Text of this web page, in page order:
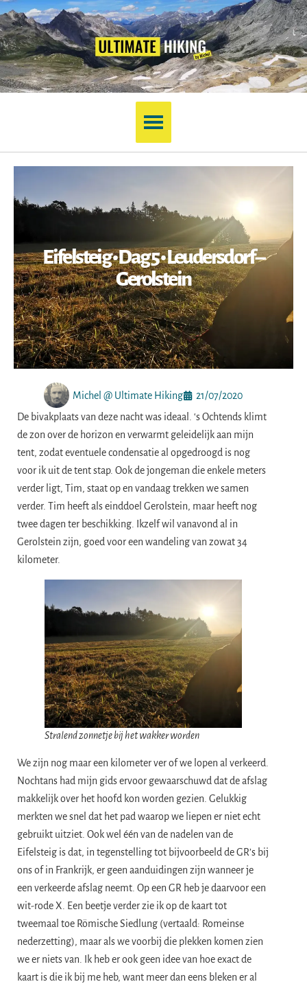
Eifelsteig • Dag 5 • Leudersdorf –
Gerolstein
Michel @ Ultimate Hiking
21/07/2020
De bivakplaats van deze nacht was ideaal. ‘s Ochtends klimt
de zon over de horizon en verwarmt geleidelijk aan mijn
tent, zodat eventuele condensatie al opgedroogd is nog
voor ik uit de tent stap. Ook de jongeman die enkele meters
verder ligt, Tim, staat op en vandaag trekken we samen
verder. Tim heeft als einddoel Gerolstein, maar heeft nog
twee dagen ter beschikking. Ikzelf wil vanavond al in
Gerolstein zijn, goed voor een wandeling van zowat 34
kilometer.
Stralend zonnetje bij het wakker worden
We zijn nog maar een kilometer ver of we lopen al verkeerd.
Nochtans had mijn gids ervoor gewaarschuwd dat de afslag
makkelijk over het hoofd kon worden gezien. Gelukkig
merkten we snel dat het pad waarop we liepen er niet echt
gebruikt uitziet. Ook wel één van de nadelen van de
Eifelsteig is dat, in tegenstelling tot bijvoorbeeld de GR’s bij
ons of in Frankrijk, er geen aanduidingen zijn wanneer je
een verkeerde afslag neemt. Op een GR heb je daarvoor een
wit-rode X. Een beetje verder zie ik op de kaart tot
tweemaal toe Römische Siedlung (vertaald: Romeinse
nederzetting), maar als we voorbij die plekken komen zien
we er niets van. Ik heb er ook geen idee van hoe exact de
kaart is die ik bij me heb, want meer dan eens bleken er al